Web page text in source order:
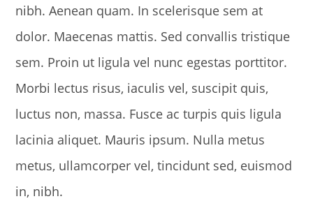
nibh. Aenean quam. In scelerisque sem at
dolor. Maecenas mattis. Sed convallis tristique
sem. Proin ut ligula vel nunc egestas porttitor.
Morbi lectus risus, iaculis vel, suscipit quis,
luctus non, massa. Fusce ac turpis quis ligula
lacinia aliquet. Mauris ipsum. Nulla metus
metus, ullamcorper vel, tincidunt sed, euismod
in, nibh.